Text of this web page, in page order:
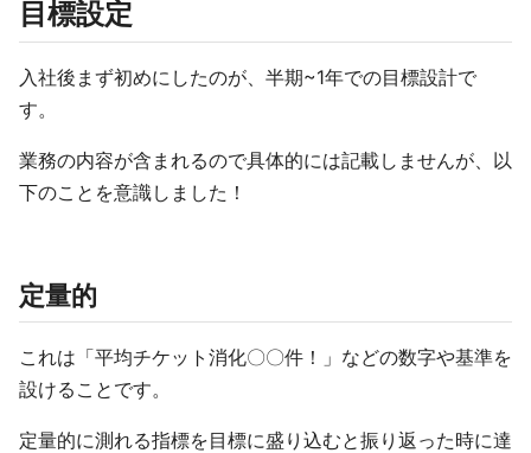
目標設定
入社後まず初めにしたのが、半期~1年での目標設計で
す。
業務の内容が含まれるので具体的には記載しませんが、以
下のことを意識しました！
定量的
これは「平均チケット消化〇〇件！」などの数字や基準を
設けることです。
定量的に測れる指標を目標に盛り込むと振り返った時に達